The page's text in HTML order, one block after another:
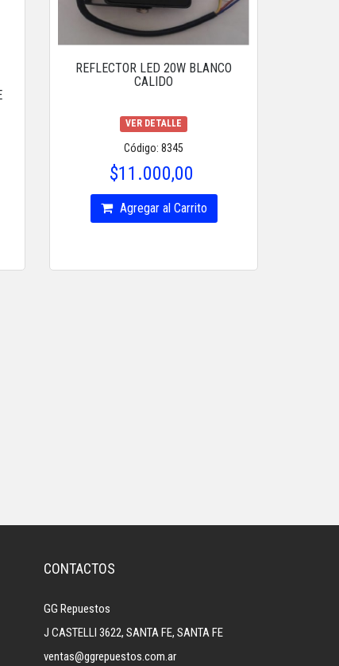
REFLECTOR LED 20W BLANCO
CALIDO
VER DETALLE
Código: 8345
$11.000,00
Agregar al Carrito
CONTACTOS
GG Repuestos
J CASTELLI 3622, SANTA FE, SANTA FE
ventas@ggrepuestos.com.ar